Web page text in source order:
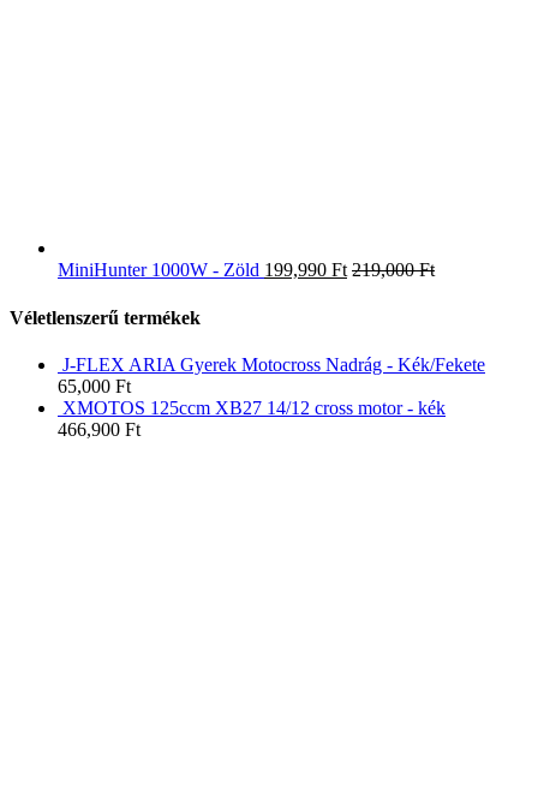
MiniHunter 1000W - Zöld 199,990 Ft 219,000Ft
Véletlenszerű termékek
J-FLEX ARIA Gyerek Motocross Nadrág - Kék/Fekete
65,000 Ft
XMOTOS 125ccm XB27 14/12 cross motor - kék
466,900 Ft